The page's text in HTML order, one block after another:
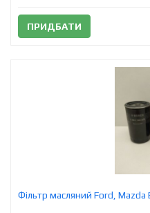
ПРИДБАТИ
Фільтр масляний Ford, Mazda